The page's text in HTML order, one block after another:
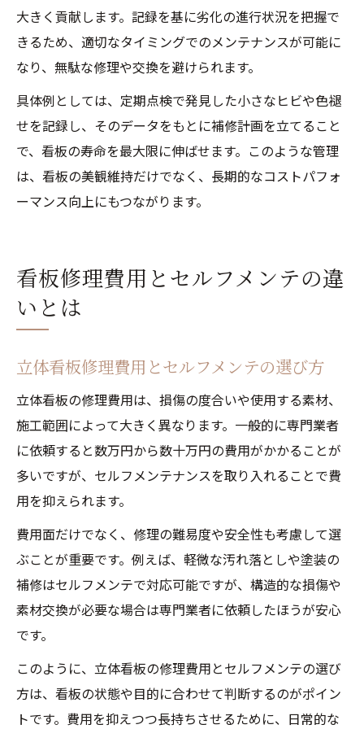
大きく貢献します。記録を基に劣化の進行状況を把握で
きるため、適切なタイミングでのメンテナンスが可能に
なり、無駄な修理や交換を避けられます。
具体例としては、定期点検で発見した小さなヒビや色褪
せを記録し、そのデータをもとに補修計画を立てること
で、看板の寿命を最大限に伸ばせます。このような管理
は、看板の美観維持だけでなく、長期的なコストパフォ
ーマンス向上にもつながります。
看板修理費用とセルフメンテの違
いとは
立体看板修理費用とセルフメンテの選び方
立体看板の修理費用は、損傷の度合いや使用する素材、
施工範囲によって大きく異なります。一般的に専門業者
に依頼すると数万円から数十万円の費用がかかることが
多いですが、セルフメンテナンスを取り入れることで費
用を抑えられます。
費用面だけでなく、修理の難易度や安全性も考慮して選
ぶことが重要です。例えば、軽微な汚れ落としや塗装の
補修はセルフメンテで対応可能ですが、構造的な損傷や
素材交換が必要な場合は専門業者に依頼したほうが安心
です。
このように、立体看板の修理費用とセルフメンテの選び
方は、看板の状態や目的に合わせて判断するのがポイン
トです。費用を抑えつつ長持ちさせるために、日常的な